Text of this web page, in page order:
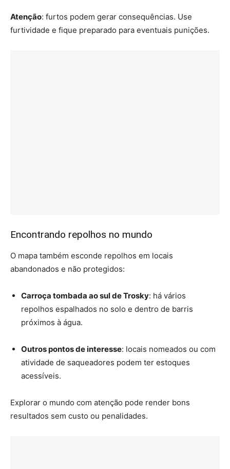
Atenção: furtos podem gerar consequências. Use
furtividade e fique preparado para eventuais punições.
Encontrando repolhos no mundo
O mapa também esconde repolhos em locais
abandonados e não protegidos:
Carroça tombada ao sul de Trosky: há vários
repolhos espalhados no solo e dentro de barris
próximos à água.
Outros pontos de interesse: locais nomeados ou com
atividade de saqueadores podem ter estoques
acessíveis.
Explorar o mundo com atenção pode render bons
resultados sem custo ou penalidades.